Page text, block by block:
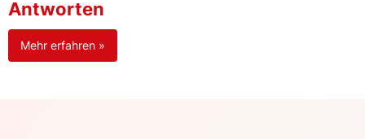
Antworten
Mehr erfahren »